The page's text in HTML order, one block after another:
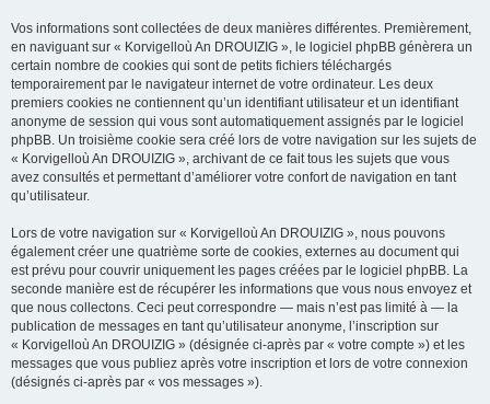
Vos informations sont collectées de deux manières différentes. Premièrement,
en naviguant sur « Korvigelloù An DROUIZIG », le logiciel phpBB génèrera un
certain nombre de cookies qui sont de petits fichiers téléchargés
temporairement par le navigateur internet de votre ordinateur. Les deux
premiers cookies ne contiennent qu’un identifiant utilisateur et un identifiant
anonyme de session qui vous sont automatiquement assignés par le logiciel
phpBB. Un troisième cookie sera créé lors de votre navigation sur les sujets de
« Korvigelloù An DROUIZIG », archivant de ce fait tous les sujets que vous
avez consultés et permettant d’améliorer votre confort de navigation en tant
qu’utilisateur.
Lors de votre navigation sur « Korvigelloù An DROUIZIG », nous pouvons
également créer une quatrième sorte de cookies, externes au document qui
est prévu pour couvrir uniquement les pages créées par le logiciel phpBB. La
seconde manière est de récupérer les informations que vous nous envoyez et
que nous collectons. Ceci peut correspondre — mais n’est pas limité à — la
publication de messages en tant qu’utilisateur anonyme, l’inscription sur
« Korvigelloù An DROUIZIG » (désignée ci-après par « votre compte ») et les
messages que vous publiez après votre inscription et lors de votre connexion
(désignés ci-après par « vos messages »).